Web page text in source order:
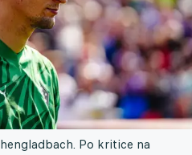
Po kritice na